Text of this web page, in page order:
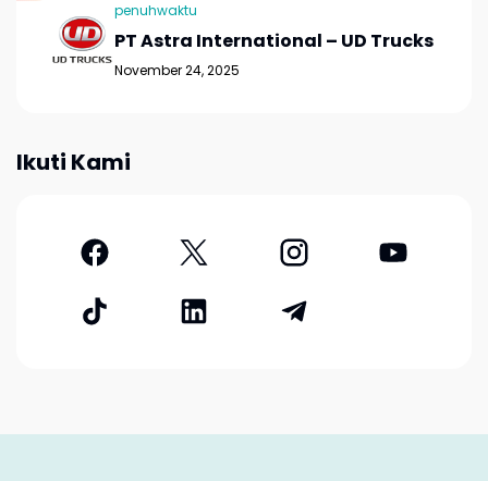
penuhwaktu
PT Astra International – UD Trucks
November 24, 2025
Ikuti Kami